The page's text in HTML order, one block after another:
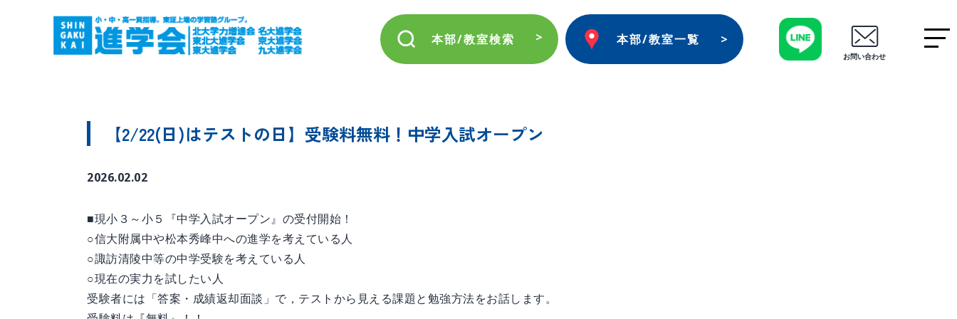
本部/教室検索 本部/教室一覧
お問い合わせ
【2/22(日)はテストの日】受験料無料！中学入試オープン
2026.02.02
■現小３～小５『中学入試オープン』の受付開始！
○信大附属中や松本秀峰中への進学を考えている人
○諏訪清陵中等の中学受験を考えている人
○現在の実力を試したい人
受験者には「答案・成績返却面談」で，テストから見える課題と勉強方法をお話します。